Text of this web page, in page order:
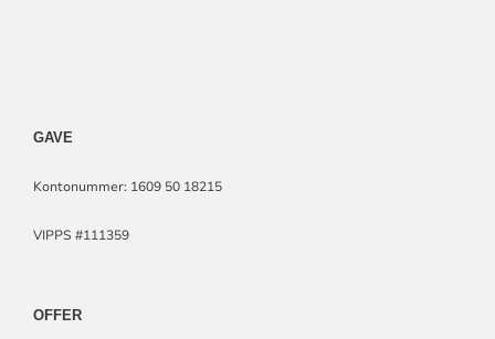
GAVE
Kontonummer: 1609 50 18215
VIPPS #111359
OFFER